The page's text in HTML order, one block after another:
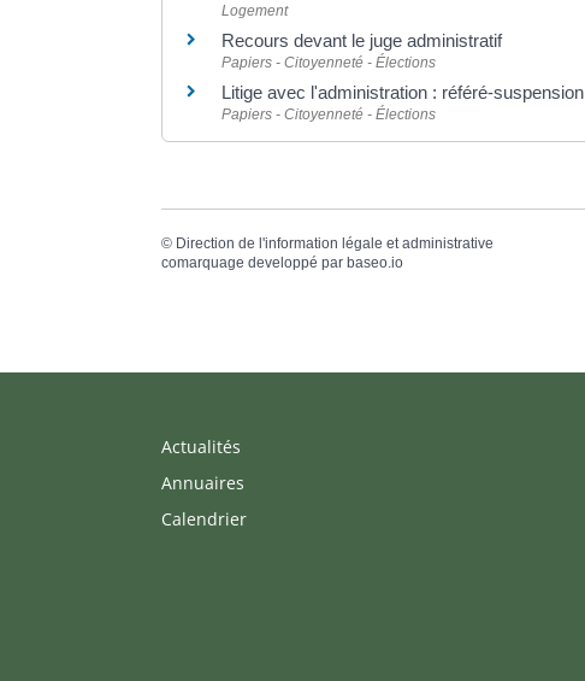
Logement
Recours devant le juge administratif
Papiers - Citoyenneté - Élections
Litige avec l'administration : référé-suspension
Papiers - Citoyenneté - Élections
© Direction de l'information légale et administrative
comarquage developpé par baseo.io
Actualités
Annuaires
Calendrier